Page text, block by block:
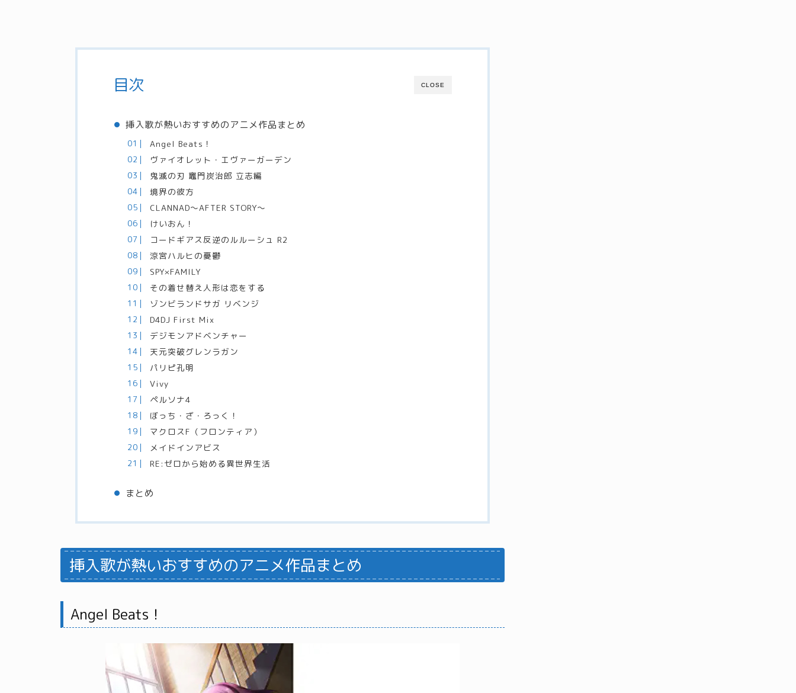
CLOSE
目次
挿入歌が熱いおすすめのアニメ作品まとめ
Angel Beats！
ヴァイオレット・エヴァーガーデン
鬼滅の刃 竈門炭治郎 立志編
境界の彼方
CLANNAD～AFTER STORY～
けいおん！
コードギアス反逆のルルーシュ R2
涼宮ハルヒの憂鬱
SPY×FAMILY
その着せ替え人形は恋をする
ゾンビランドサガ リベンジ
D4DJ First Mix
デジモンアドベンチャー
天元突破グレンラガン
パリピ孔明
Vivy
ペルソナ4
ぼっち・ざ・ろっく！
マクロスF（フロンティア）
メイドインアビス
RE:ゼロから始める異世界生活
まとめ
挿入歌が熱いおすすめのアニメ作品まとめ
Angel Beats！